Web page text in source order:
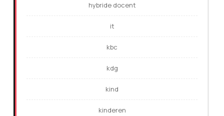
hybride docent
it
kbc
kdg
kind
kinderen